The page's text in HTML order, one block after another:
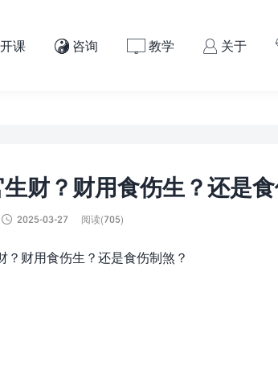
课  咨询 教学  关于
财？财用食伤生？还是
 2025-03-27 阅读(705)